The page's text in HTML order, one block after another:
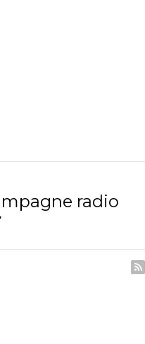
radio printemps